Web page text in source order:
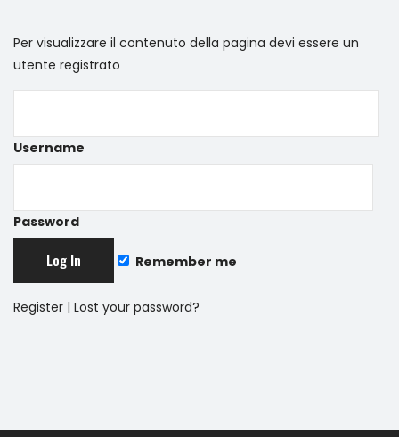
Per visualizzare il contenuto della pagina devi essere un
utente registrato
Username
Password
Remember me
Register | Lost your password?